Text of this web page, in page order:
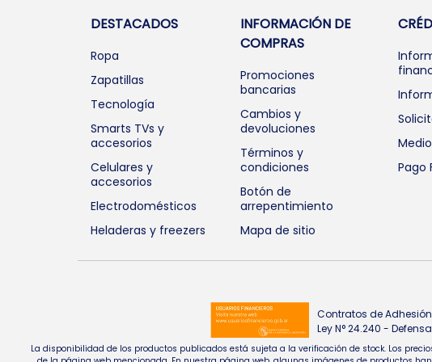
DESTACADOS
Ropa
Zapatillas
Tecnología
Smarts TVs y
accesorios
Celulares y
accesorios
Electrodomésticos
Heladeras y freezers
INFORMACIÓN DE
COMPRAS
Promociones
bancarias
Cambios y
devoluciones
Términos y
condiciones
Botón de
arrepentimiento
Mapa de sitio
Pago
Contratos de Adhesión
Ley N° 24.240 -
La disponibilidad de los productos publicados está sujeta a la verificación de stock. Los